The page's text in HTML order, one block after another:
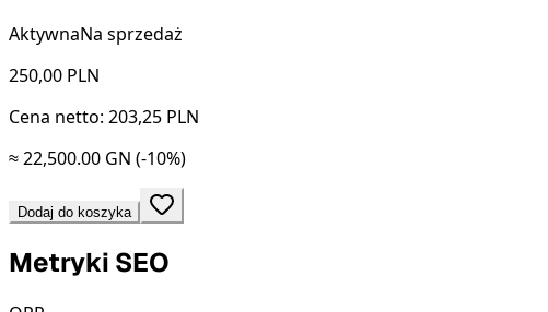
AktywnaNa sprzedaż
250,00 PLN
Cena netto: 203,25 PLN
≈ 22,500.00 GN (-10%)
Dodaj do koszyka
Metryki SEO